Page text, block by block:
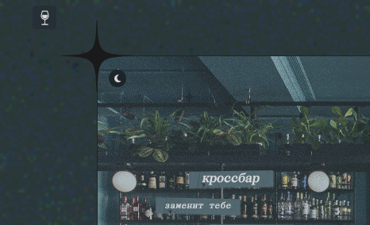
НАСТРОЙКА СКРИПТОВ ▾
КАСТОМНЫЕ СКРИПТЫ
▾
ССЫЛКИ В НАВИГАЦИИ ФОРУМА ▾
ПО УМОЛЧАНИЮ